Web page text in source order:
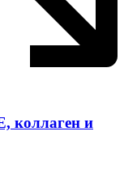
коллаген и